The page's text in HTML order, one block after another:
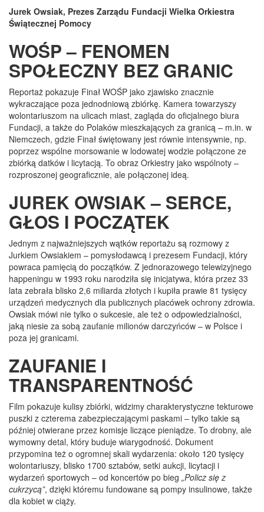
Jurek Owsiak, Prezes Zarządu Fundacji Wielka Orkiestra
Świątecznej Pomocy
WOŚP – FENOMEN
SPOŁECZNY BEZ GRANIC
Reportaż pokazuje Finał WOŚP jako zjawisko znacznie
wykraczające poza jednodniową zbiórkę. Kamera towarzyszy
wolontariuszom na ulicach miast, zagląda do oficjalnego biura
Fundacji, a także do Polaków mieszkających za granicą – m.in. w
Niemczech, gdzie Finał świętowany jest równie intensywnie, np.
poprzez wspólne morsowanie w lodowatej wodzie połączone ze
zbiórką datków i licytacją. To obraz Orkiestry jako wspólnoty –
rozproszonej geograficznie, ale połączonej ideą.
JUREK OWSIAK – SERCE,
GŁOS I POCZĄTEK
Jednym z najważniejszych wątków reportażu są rozmowy z
Jurkiem Owsiakiem – pomysłodawcą i prezesem Fundacji, który
powraca pamięcią do początków. Z jednorazowego telewizyjnego
happeningu w 1993 roku narodziła się inicjatywa, która przez 33
lata zebrała blisko 2,6 miliarda złotych i kupiła prawie 81 tysięcy
urządzeń medycznych dla publicznych placówek ochrony zdrowia.
Owsiak mówi nie tylko o sukcesie, ale też o odpowiedzialności,
jaką niesie za sobą zaufanie milionów darczyńców – w Polsce i
poza jej granicami.
ZAUFANIE I
TRANSPARENTNOŚĆ
Film pokazuje kulisy zbiórki, widzimy charakterystyczne tekturowe
puszki z czterema zabezpieczającymi paskami – tylko takie są
później otwierane przez komisje liczące pieniądze. To drobny, ale
wymowny detal, który buduje wiarygodność. Dokument
przypomina też o ogromnej skali wydarzenia: około 120 tysięcy
wolontariuszy, blisko 1700 sztabów, setki aukcji, licytacji i
wydarzeń sportowych – od koncertów po bieg „Policz się z
cukrzycą”, dzięki któremu fundowane są pompy insulinowe, także
dla kobiet w ciąży.